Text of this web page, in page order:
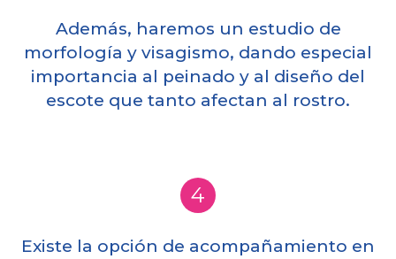
Además, haremos un estudio de
morfología y visagismo, dando especial
importancia al peinado y al diseño del
escote que tanto afectan al rostro.
4
Existe la opción de acompañamiento en